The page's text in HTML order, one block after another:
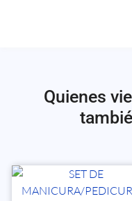
Quienes